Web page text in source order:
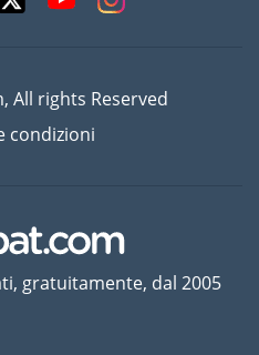
All rights Reserved
condizioni
gratuitamente, dal 2005